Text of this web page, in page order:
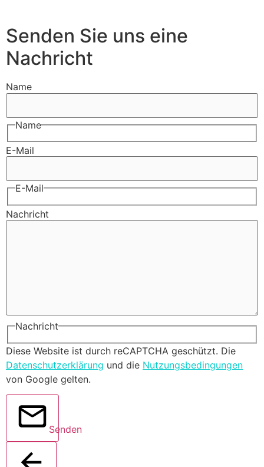
Senden Sie uns eine
Nachricht
Name
Name
E-Mail
E-Mail
Nachricht
Nachricht
Diese Website ist durch reCAPTCHA geschützt. Die
Datenschutzerklärung und die Nutzungsbedingungen
von Google gelten.
Senden